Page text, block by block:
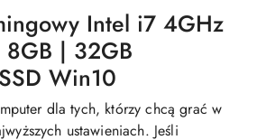
Intel i7 4GHz
| 32GB
Win10
dla tych, którzy chcą grać w
ustawieniach. Jeśli